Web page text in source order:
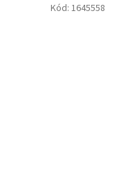
Kód: 1645558